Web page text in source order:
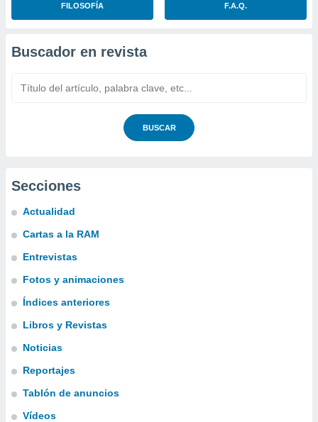
FILOSOFÍA F.A.Q.
Buscador en revista
BUSCAR
Secciones
Actualidad
Cartas a la RAM
Entrevistas
Fotos y animaciones
Índices anteriores
Libros y Revistas
Noticias
Reportajes
Tablón de anuncios
Vídeos